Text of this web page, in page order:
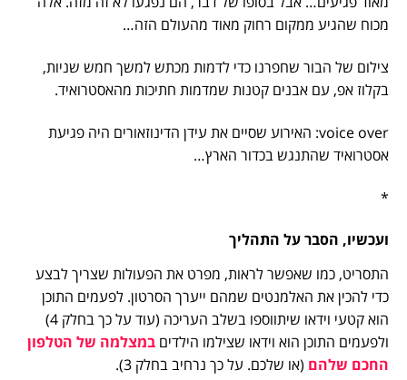
מכוח שהגיע ממקום רחוק מאוד מהעולם הזה…
צילום של הבור שחפרנו כדי לדמות מכתש למשך חמש שניות,
בקלוז אפ, עם אבנים קטנות שמדמות חתיכות מהאסטרואיד.
voice over: האירוע שסיים את עידן הדינוזאורים היה פגיעת
אסטרואיד שהתנגש בכדור הארץ…
*
ועכשיו, הסבר על התהליך
התסריט, כמו שאפשר לראות, מפרט את הפעולות שצריך לבצע
כדי להכין את האלמנטים שמהם ייערך הסרטון. לפעמים התוכן
הוא קטעי וידאו שיתווספו בשלב העריכה (עוד על כך בחלק 4)
ולפעמים התוכן הוא וידאו שצילמו הילדים במצלמה של הטלפון
החכם שלהם (או שלכם. על כך נרחיב בחלק 3).